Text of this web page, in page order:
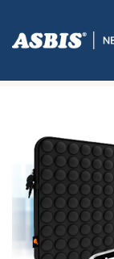
Tag:ugovor